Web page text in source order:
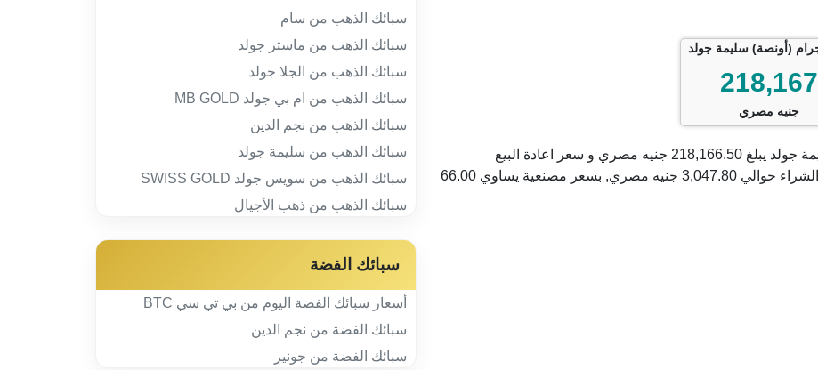
218,167
جنيه مصري
السعر الحالي للسبيكة 31.1 جرام (أونصة) من سليمة جولد يبلغ 218,166.50 جنيه مصري و سعر اعادة البيع
215,118.70 جنيه. مع فارق بين سعر البيع و سعر الشراء حوالي 3,047.80 جنيه مصري, بسعر مصنعية يساوي 66.00
سبائك الذهب من سام
سبائك الذهب من ماستر جولد
سبائك الذهب من الجلا جولد
سبائك الذهب من ام بي جولد MB GOLD
سبائك الذهب من نجم الدين
سبائك الذهب من سليمة جولد
سبائك الذهب من سويس جولد SWISS GOLD
سبائك الذهب من ذهب الأجيال
سبائك الفضة
أسعار سبائك الفضة اليوم من بي تي سي BTC
سبائك الفضة من نجم الدين
سبائك الفضة من جونير